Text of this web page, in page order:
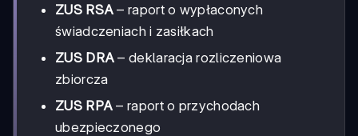
ZUS RSA – raport o wypłaconych
świadczeniach i zasiłkach
ZUS DRA – deklaracja rozliczeniowa
zbiorcza
ZUS RPA – raport o przychodach
ubezpieczonego